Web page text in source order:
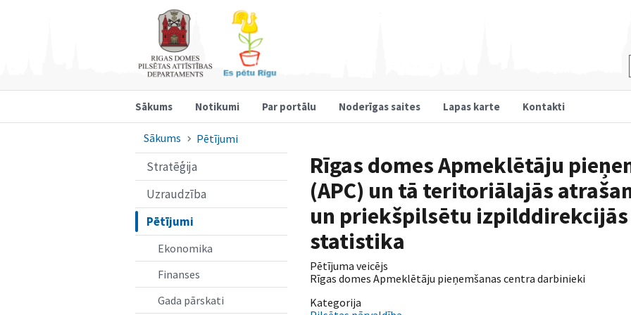
Sākums Notikumi Par portālu Noderīgas saites Lapas karte Kontakti
Sākums Pētījumi
Stratēģija
Uzraudzība
Pētījumi
Ekonomika
Finanses
Gada pārskati
Rīgas domes Apmeklētāju
(APC) un tā teritoriālajās
un priekšpilsētu
statistika
Pētījuma veicējs
Rīgas domes Apmeklētāju pieņemšanas centra darbinieki
Kategorija